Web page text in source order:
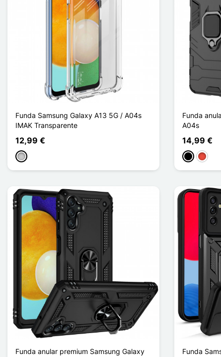
Funda Samsung Galaxy A13 5G / A04s
IMAK Transparente
12,99 €
Transparente
Funda
A04s
14,99 €
NegroRojo
Funda anular premium Samsung Galaxy
Funda